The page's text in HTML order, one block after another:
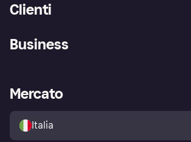
Clienti
Assistenza
Esplora i negozi
Politica di protezione
dell'acquirente Klarna
Business
Accesso aziende
Mercato
Italia